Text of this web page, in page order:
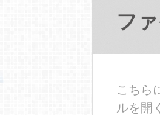
フ
こちら
ルを開